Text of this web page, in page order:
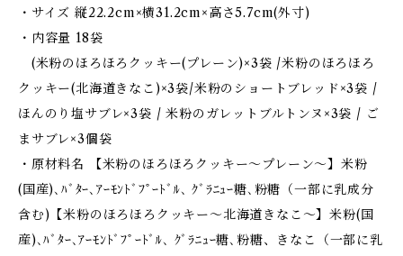
・サイズ 縦22.2cm×横31.2cm×高さ5.7cm(外寸)
・内容量 18袋
(米粉のほろほろクッキー(プレーン)×3袋 /米粉のほろほろ
クッキー(北海道きなこ)×3袋/米粉のショートブレッド×3袋 /
ほんのり塩サブレ×3袋 / 米粉のガレットブルトンヌ×3袋 / ご
まサブレ×3個袋
・原材料名 【米粉のほろほろクッキー～プレーン～】米粉
(国産)､ﾊﾞﾀｰ､ｱｰﾓﾝﾄﾞﾌﾟｰﾄﾞﾙ､ ｸﾞﾗﾆｭｰ糖､粉糖（一部に乳成分
含む)【米粉のほろほろクッキー～北海道きなこ～】米粉(国
産)､ﾊﾞﾀｰ､ｱｰﾓﾝﾄﾞﾌﾟｰﾄﾞﾙ､ ｸﾞﾗﾆｭｰ糖､粉糖、きなこ（一部に乳